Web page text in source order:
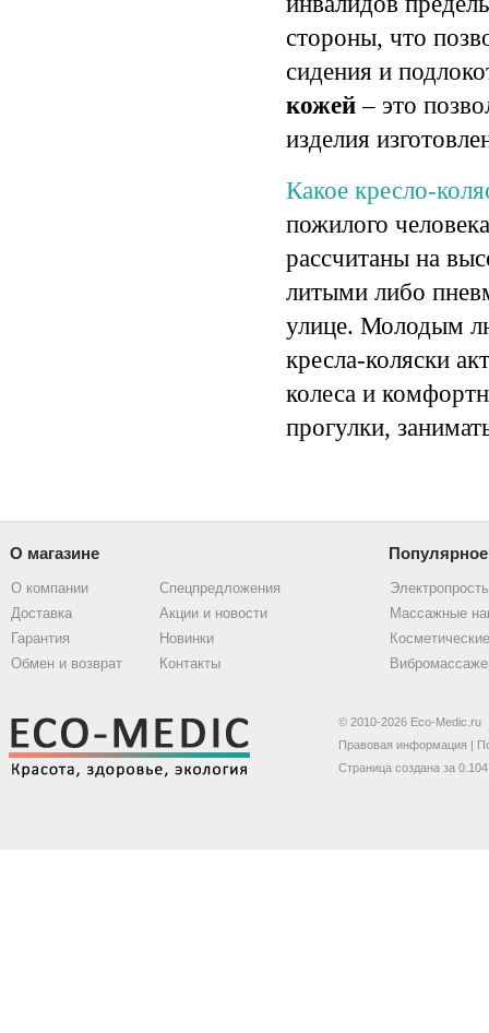
стороны, что
сидения и
кожей – это
изделия
Какое кресло-
пожилого
рассчитаны на
литыми либо
улице. Молодым
кресла-коляски
колеса и
прогулки,
О магазине Популярное
О компании
Доставка
Гарантия
Обмен и возврат
Спецпредложения
Акции и новости
Новинки
Контакты
Массажные
© 2010-2026 Eco-Medic.ru
Правовая информация |
Страница создана за